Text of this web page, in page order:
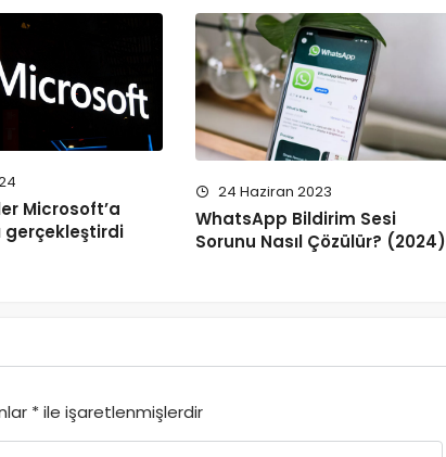
Microsoft’a
gerçekleştirdi
24 Haziran 2023
WhatsApp Bildirim Sesi
Sorunu Nasıl Çözülür? (2024)
*ile işaretlenmişlerdir